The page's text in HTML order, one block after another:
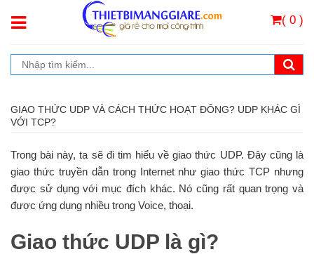
( 0 )
GIAO THỨC UDP VÀ CÁCH THỨC HOẠT ĐÔNG? UDP KHÁC GÌ
VỚI TCP?
Trong bài này, ta sẽ đi tim hiểu về giao thức UDP. Đây cũng là
giao thức truyền dẫn trong Internet như giao thức TCP nhưng
được sử dụng với mục đích khác. Nó cũng rất quan trọng và
được ứng dụng nhiều trong Voice, thoại.
Giao thức UDP là gì?